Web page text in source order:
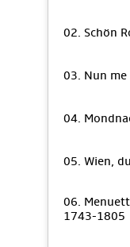
02. Schön
03. Nun
04.
05. Wien,
06.
1743-1805